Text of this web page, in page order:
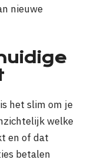
nieuwe
het slim om je
welke
en of dat
betalen